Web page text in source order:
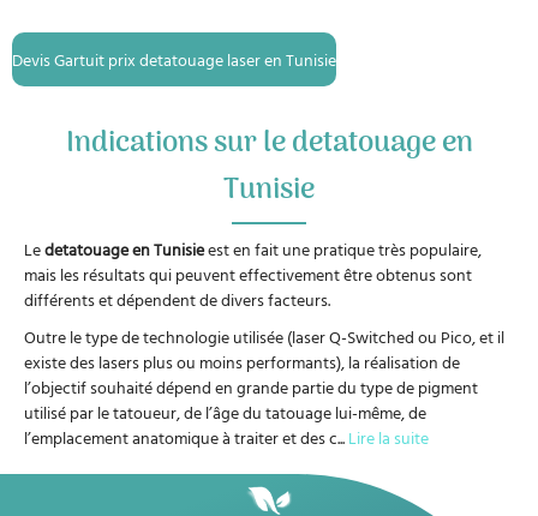
Devis Gartuit prix detatouage laser en Tunisie
Indications sur le detatouage en
Tunisie
Ledetatouage en Tunisieest en fait une pratique très populaire,
mais les résultats qui peuvent effectivement être obtenus sont
différents et dépendent de divers facteurs.
Outre le type de technologie utilisée (laser Q-Switched ou Pico, et il
existe des lasers plus ou moins performants), la réalisation de
l’objectif souhaité dépend en grande partie du type de pigment
utilisé par le tatoueur, de l’âge du tatouage lui-même, de
l’emplacement anatomique à traiter et des c...Lire la suite